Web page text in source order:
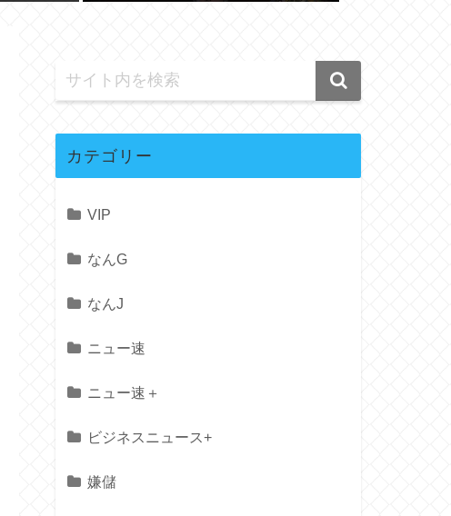
カテゴリー
VIP
なんG
なんJ
ニュー速
ニュー速＋
ビジネスニュース+
嫌儲